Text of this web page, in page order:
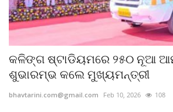
କଳିଙ୍ଗ ଷ୍ଟାଡିୟମରେ ୨୫୦ ନୂଆ
ଶୁଭାରମ୍ଭ କଲେ ମୁଖ୍ୟମନ୍ତ୍ରୀ
bhavtarini.com@gmail.com Feb 10, 2026 108